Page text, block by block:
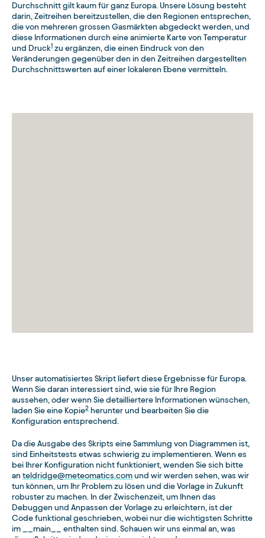
Durchschnitt gilt kaum für ganz Europa. Unsere Lösung besteht
darin, Zeitreihen bereitzustellen, die den Regionen entsprechen,
die von mehreren grossen Gasmärkten abgedeckt werden, und
diese Informationen durch eine animierte Karte von Temperatur
und Druck1 zu ergänzen, die einen Eindruck von den
Veränderungen gegenüber den in den Zeitreihen dargestellten
Durchschnittswerten auf einer lokaleren Ebene vermitteln.
Unser automatisiertes Skript liefert diese Ergebnisse für Europa.
Wenn Sie daran interessiert sind, wie sie für Ihre Region
aussehen, oder wenn Sie detailliertere Informationen wünschen,
laden Sie eine Kopie2 herunter und bearbeiten Sie die
Konfiguration entsprechend.
Da die Ausgabe des Skripts eine Sammlung von Diagrammen ist,
sind Einheitstests etwas schwierig zu implementieren. Wenn es
bei Ihrer Konfiguration nicht funktioniert, wenden Sie sich bitte
an teldridge@meteomatics.com und wir werden sehen, was wir
tun können, um Ihr Problem zu lösen und die Vorlage in Zukunft
robuster zu machen. In der Zwischenzeit, um Ihnen das
Debuggen und Anpassen der Vorlage zu erleichtern, ist der
Code funktional geschrieben, wobei nur die wichtigsten Schritte
im __main__ enthalten sind. Schauen wir uns einmal an, was